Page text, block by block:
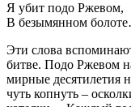
Я убит подо Ржевом,
В безымянном
Эти слова
битве. Подо Ржевом
мирные десятилетия
чуть копнуть –